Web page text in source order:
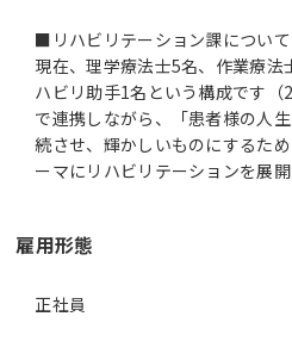
■リハビリテーション課について
現在、理学療法士5名、作業療法
ハビリ助手1名という構成です
で連携しながら、「患者様の人
続させ、輝かしいものにするた
ーマにリハビリテーションを展開
雇用形態
正社員